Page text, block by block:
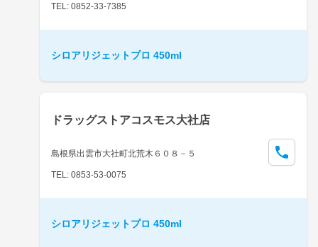
TEL: 0852-33-7385
シロアリジェットプロ 450ml
ドラッグストアコスモス大社店
島根県出雲市大社町北荒木６０８－５
TEL: 0853-53-0075
シロアリジェットプロ 450ml